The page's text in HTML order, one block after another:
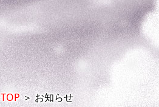
TOP＞お知らせ